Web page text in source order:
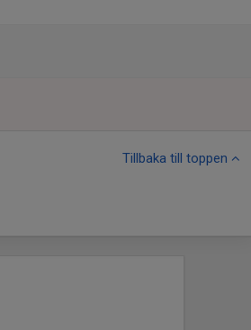
Tillbaka till toppen